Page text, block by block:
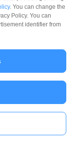
東京浅
東京東
シー
. You can change the
Policy. You can
identifier from